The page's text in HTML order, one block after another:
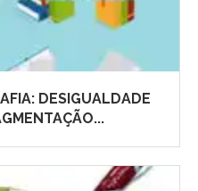
DESIGUALDADE